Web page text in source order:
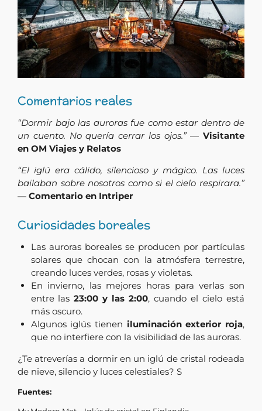
Comentarios reales
“Dormir bajo las auroras fue como estar dentro de
un cuento. No quería cerrar los ojos.”— Visitante
en OM Viajes y Relatos
“El iglú era cálido, silencioso y mágico. Las luces
bailaban sobre nosotros como si el cielo respirara.”
— Comentario en Intriper
Curiosidades boreales
Las auroras boreales se producen por partículas
solares que chocan con la atmósfera terrestre,
creando luces verdes, rosas y violetas.
En invierno, las mejores horas para verlas son
entre las23:00 y las 2:00, cuando el cielo está
más oscuro.
Algunos iglús tienen iluminación exterior roja,
que no interfiere con la visibilidad de las auroras.
¿Te atreverías a dormir en un iglú de cristal rodeada
de nieve, silencio y luces celestiales? S
Fuentes: